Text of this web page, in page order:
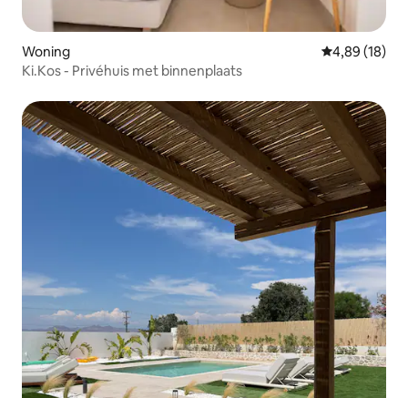
Woning Gemiddelde
4,89 (18)
Ki.Kos - Privéhuis met binnenplaats